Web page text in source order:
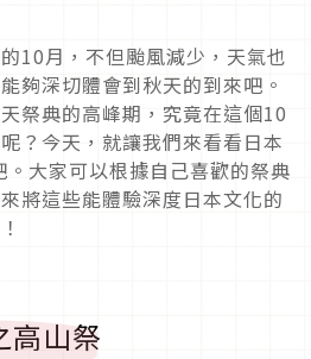
10月，不但颱風減少，天氣也
夠深切體會到秋天的到來吧。
祭典的高峰期，究竟在這個10
？今天，就讓我們來看看日本
。大家可以根據自己喜歡的祭典
將這些能體驗深度日本文化的
山祭